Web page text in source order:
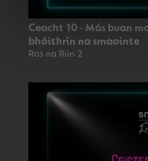
Ceacht 10 - Más buan
bhóithrín na smaointe
Ros na Rún 2